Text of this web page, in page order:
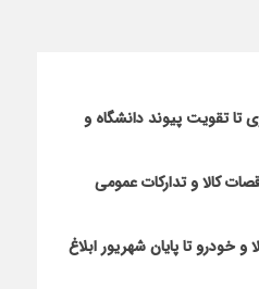
تا تقویت پیوند دانشگاه و
کالا و تدارکات عمومی
و خودرو تا پایان شهریور ابلاغ